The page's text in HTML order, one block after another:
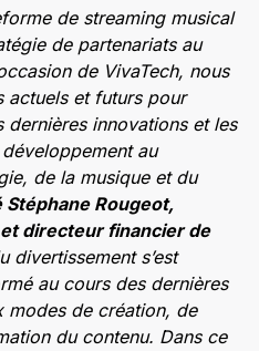
de streaming musical
de partenariats au
de VivaTech, nous
actuels et futurs pour
dernières innovations et les
au
de la musique et du
Stéphane Rougeot,
directeur financier de
divertissement s’est
au cours des dernières
modes de création, de
du contenu. Dans ce